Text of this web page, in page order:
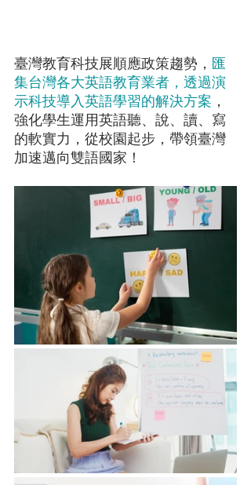
臺灣教育科技展順應政策趨勢， 匯
集台灣各大英語教育業者，透過演
示科技導入英語學習的解決方案 ，
強化學生運用英語聽、說、讀、寫
的軟實力，從校園起步，帶領臺灣
加速邁向雙語國家！